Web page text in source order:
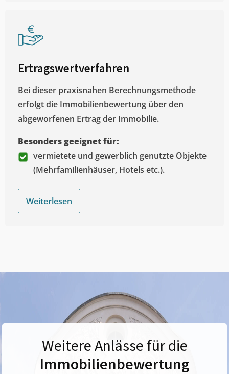
Ertragswertverfahren
Bei dieser praxisnahen Berechnungsmethode
erfolgt die Immobilienbewertung über den
abgeworfenen Ertrag der Immobilie.
Besonders geeignet für:
vermietete und gewerblich genutzte Objekte
(Mehrfamilienhäuser, Hotels etc.).
Weiterlesen
Weitere Anlässe für die
Immobilienbewertung